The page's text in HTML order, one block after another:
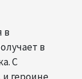
в
в
С